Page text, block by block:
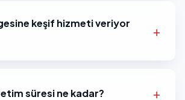
keşif hizmeti veriyor
süresi ne kadar?